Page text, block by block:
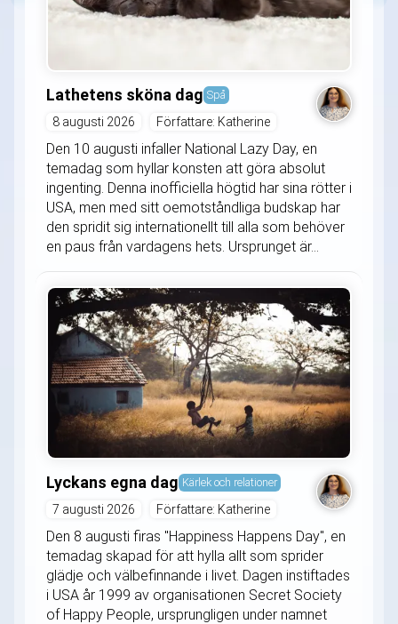
Lathetens sköna dag Spå
8 augusti 2026 Författare: Katherine
Den 10 augusti infaller National Lazy Day, en
temadag som hyllar konsten att göra absolut
ingenting. Denna inofficiella högtid har sina rötter i
USA, men med sitt oemotståndliga budskap har
den spridit sig internationellt till alla som behöver
en paus från vardagens hets. Ursprunget är...
Lyckans egna dag Kärlek och relationer
7 augusti 2026 Författare: Katherine
Den 8 augusti firas "Happiness Happens Day", en
temadag skapad för att hylla allt som sprider
glädje och välbefinnande i livet. Dagen instiftades
i USA år 1999 av organisationen Secret Society
of Happy People, ursprungligen under namnet